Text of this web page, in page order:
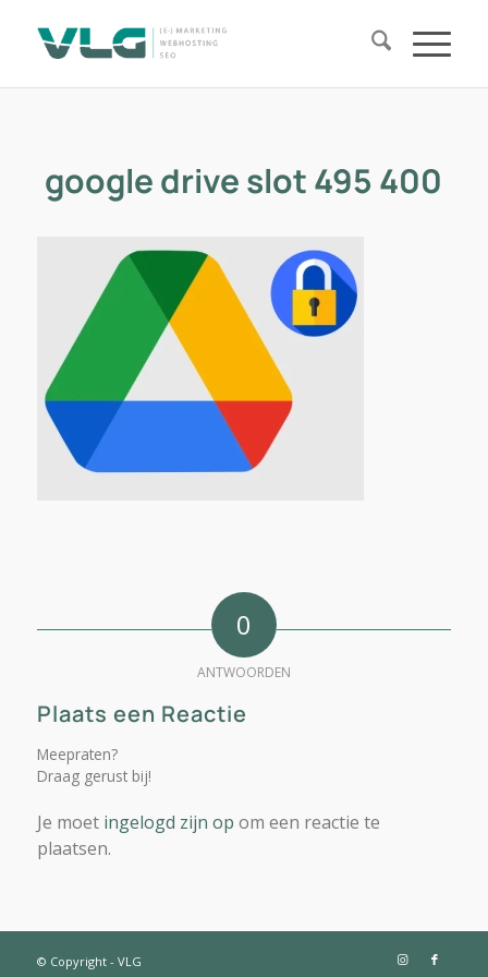
google drive slot 495 400
0
ANTWOORDEN
Plaats een Reactie
Meepraten?
Draag gerust bij!
Je moet ingelogd zijn op om een reactie te
plaatsen.
© Copyright - VLG